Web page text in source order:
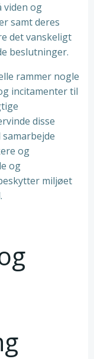
viden og
samt deres
det vanskeligt
beslutninger.
rammer nogle
incitamenter til
disse
og
og
miljøet